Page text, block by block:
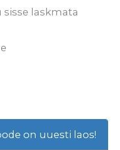
laskmata
on uuesti laos!